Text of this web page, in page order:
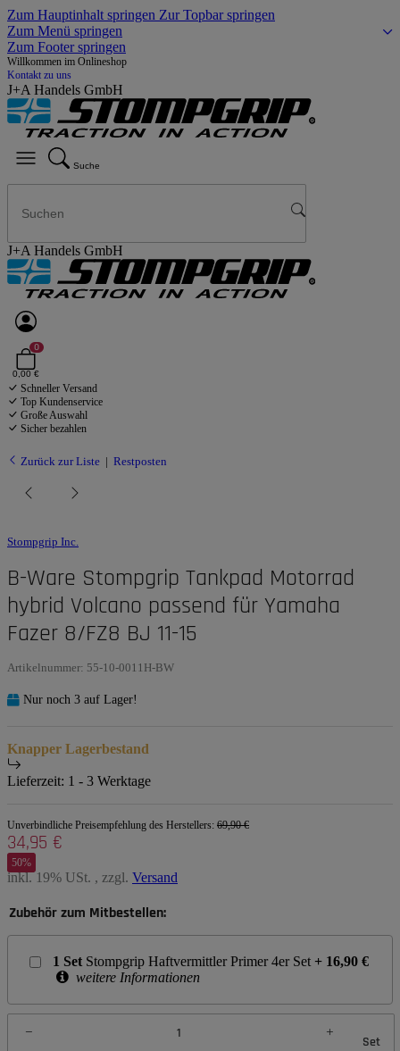
Zum Hauptinhalt springen Zur Topbar springen
Zum Menü springen
Zum Footer springen
Willkommen im Onlineshop
Kontakt zu uns
J+A Handels GmbH
Suche
J+A Handels GmbH
0
0,00 €
Schneller Versand
Top Kundenservice
Große Auswahl
Sicher bezahlen
Zurück zur Liste Restposten
Stompgrip Inc.
B-Ware Stompgrip Tankpad Motorrad
hybrid Volcano passend für Yamaha
Fazer 8/FZ8 BJ 11-15
Artikelnummer: 55-10-0011H-BW
Nur noch 3 auf Lager!
Knapper Lagerbestand
Lieferzeit: 1 - 3 Werktage
Unverbindliche Preisempfehlung des Herstellers: 69,90 €
34,95 €
50%
inkl. 19% USt. , zzgl. Versand
Zubehör zum Mitbestellen:
1 Set Stompgrip Haftvermittler Primer 4er Set + 16,90 €
weitere Informationen
Set